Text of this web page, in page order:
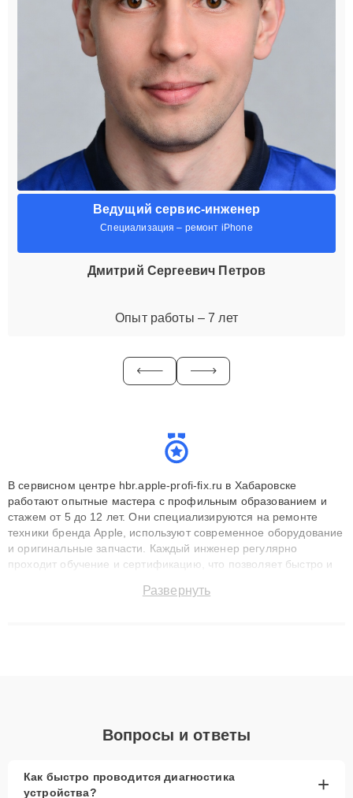
Ведущий сервис-инженер
Специализация – ремонт iPhone
Дмитрий Сергеевич Петров
Опыт работы – 7 лет
В сервисном центре hbr.apple-profi-fix.ru в Хабаровске
работают опытные мастера с профильным образованием и
стажем от 5 до 12 лет. Они специализируются на ремонте
техники бренда Apple, используют современное оборудование
и оригинальные запчасти. Каждый инженер регулярно
проходит обучение и сертификацию, что позволяет быстро и
сохранением гарантии до 3 лет. Наши мастера решают
Развернуть
Вопросы и ответы
Как быстро проводится диагностика
устройства?
+